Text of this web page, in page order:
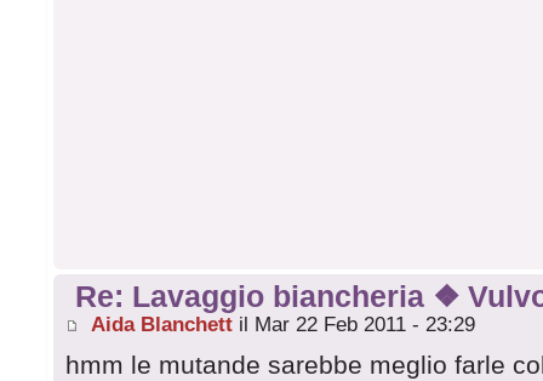
Re: Lavaggio biancheria ❖
Aida Blanchett il Mar 22 Feb 2011 - 23:29
hmm le mutande sarebbe meglio farle